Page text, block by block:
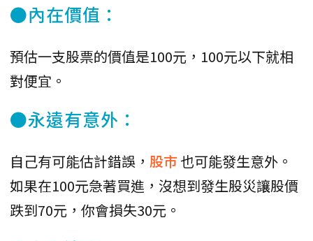
●內在價值：
預估一支股票的價值是100元，100元以下就相
對便宜。
●永遠有意外：
自己有可能估計錯誤， 股市也可能發生意外。
如果在100元急著買進，沒想到發生股災讓股價
跌到70元，你會損失30元。